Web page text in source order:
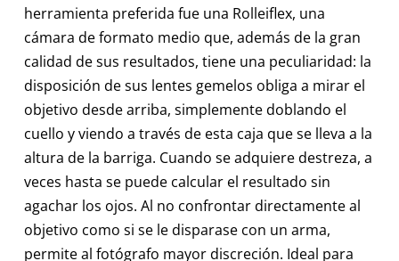
herramienta preferida fue una Rolleiflex, una
cámara de formato medio que, además de la gran
calidad de sus resultados, tiene una peculiaridad: la
disposición de sus lentes gemelos obliga a mirar el
objetivo desde arriba, simplemente doblando el
cuello y viendo a través de esta caja que se lleva a la
altura de la barriga. Cuando se adquiere destreza, a
veces hasta se puede calcular el resultado sin
agachar los ojos. Al no confrontar directamente al
objetivo como si se le disparase con un arma,
permite al fotógrafo mayor discreción. Ideal para